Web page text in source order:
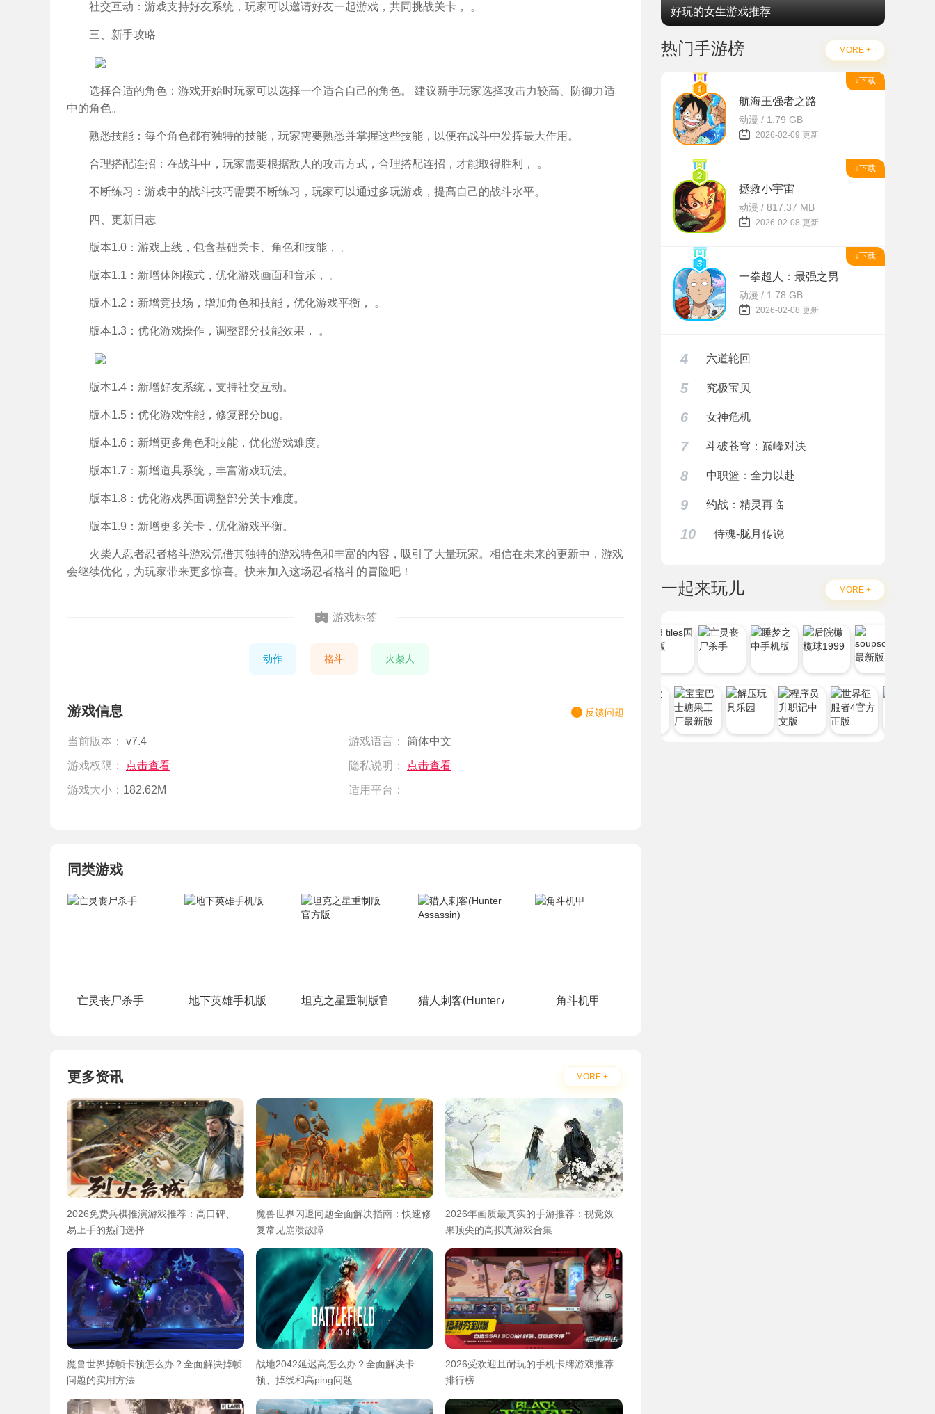
社交互动：游戏支持好友系统，玩家可以邀请好友一起游戏，共同挑战关卡， 。
三、新手攻略
选择合适的角色：游戏开始时玩家可以选择一个适合自己的角色。 建议新手玩家选择攻击力较高、防御力适
中的角色。
熟悉技能：每个角色都有独特的技能，玩家需要熟悉并掌握这些技能，以便在战斗中发挥最大作用。
合理搭配连招：在战斗中，玩家需要根据敌人的攻击方式，合理搭配连招，才能取得胜利， 。
不断练习：游戏中的战斗技巧需要不断练习，玩家可以通过多玩游戏，提高自己的战斗水平。
四、更新日志
版本1.0：游戏上线，包含基础关卡、角色和技能， 。
版本1.1：新增休闲模式，优化游戏画面和音乐， 。
版本1.2：新增竞技场，增加角色和技能，优化游戏平衡， 。
版本1.3：优化游戏操作，调整部分技能效果， 。
版本1.4：新增好友系统，支持社交互动。
版本1.5：优化游戏性能，修复部分bug。
版本1.6：新增更多角色和技能，优化游戏难度。
版本1.7：新增道具系统，丰富游戏玩法。
版本1.8：优化游戏界面调整部分关卡难度。
版本1.9：新增更多关卡，优化游戏平衡。
火柴人忍者忍者格斗游戏凭借其独特的游戏特色和丰富的内容，吸引了大量玩家。相信在未来的更新中，游戏
会继续优化，为玩家带来更多惊喜。快来加入这场忍者格斗的冒险吧！
游戏标签
动作 格斗 火柴人
游戏信息 反馈问题
当前版本： v7.4 游戏语言： 简体中文
游戏权限： 点击查看 隐私说明： 点击查看
游戏大小： 182.62M 适用平台：
同类游戏
亡灵丧尸杀手 地下英雄手机版 坦克之星重制版官方版 猎人刺客(Hunter Assassin) 角斗机甲
更多资讯 MORE +
2026免费兵棋推演游戏推荐：高口碑、
易上手的热门选择
魔兽世界闪退问题全面解决指南：快速修
复常见崩溃故障
2026年画质最真实的手游推荐：视觉效
果顶尖的高拟真游戏合集
魔兽世界掉帧卡顿怎么办？全面解决掉帧
问题的实用方法
战地2042延迟高怎么办？全面解决卡
顿、掉线和高ping问题
2026受欢迎且耐玩的手机卡牌游戏推荐
排行榜
好玩的女生游戏推荐
热门手游榜 MORE +
↓下载
航海王强者之路
动漫 / 1.79 GB
2026-02-09 更新
↓下载
拯救小宇宙
动漫 / 817.37 MB
2026-02-08 更新
↓下载
一拳超人：最强之男
动漫 / 1.78 GB
2026-02-08 更新
4 六道轮回
5 究极宝贝
6 女神危机
7 斗破苍穹：巅峰对决
8 中职篮：全力以赴
9 约战：精灵再临
10 侍魂-胧月传说
一起来玩儿 MORE +